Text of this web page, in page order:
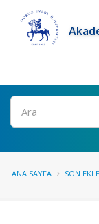
Ara
ANA SAYFA SON